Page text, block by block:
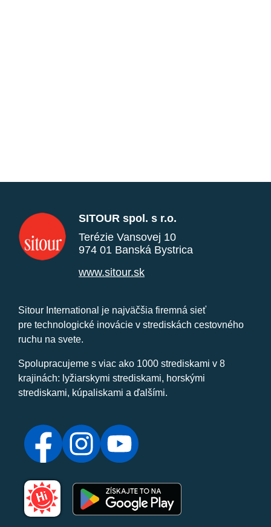
SITOUR spol. s r.o.
Terézie Vansovej 10
974 01 Banská Bystrica
www.sitour.sk
Sitour International je najväčšia firemná sieť
pre technologické inovácie v strediskách cestovného
ruchu na svete.
Spolupracujeme s viac ako 1000 strediskami v 8
krajinách: lyžiarskymi strediskami, horskými
strediskami, kúpaliskami a ďalšími.